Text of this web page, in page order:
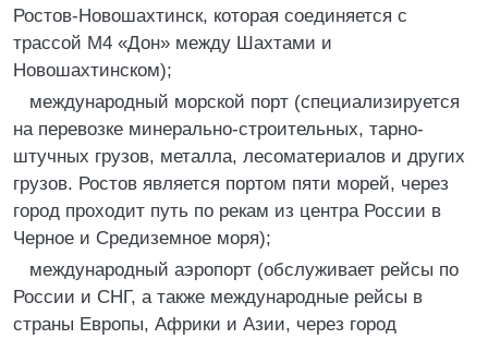
Ростов-Новошахтинск, которая соединяется с
трассой М4 «Дон» между Шахтами и
Новошахтинском);
международный морской порт (специализируется
на перевозке минерально-строительных, тарно-
штучных грузов, металла, лесоматериалов и других
грузов. Ростов является портом пяти морей, через
город проходит путь по рекам из центра России в
Черное и Средиземное моря);
международный аэропорт (обслуживает рейсы по
России и СНГ, а также международные рейсы в
страны Европы, Африки и Азии, через город